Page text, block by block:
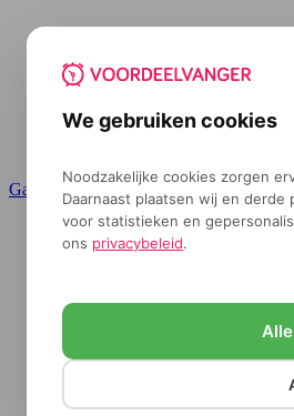
We gebruiken cookies
Noodzakelijke cookies zorgen
Daarnaast plaatsen wij en
voor statistieken en
ons privacybeleid.
Ga naar de inhoud